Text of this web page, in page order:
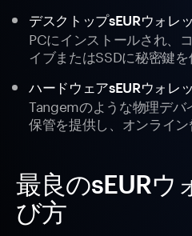
デスクトップsEURウォレ
PCにインストールされ、
イブまたはSSDに秘密鍵を
ハードウェアsEURウォレ
Tangemのような物理デ
保管を提供し、オンライン
最良のsEURウ
び方